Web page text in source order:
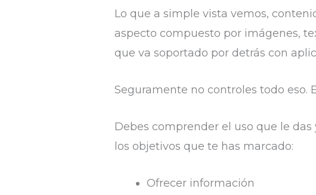
Lo que a simple vista vemos,
aspecto compuesto por imágenes,
que va soportado por detrás con
Seguramente no controles todo eso.
Debes comprender el uso que le
los objetivos que te has marcado:
Ofrecer información